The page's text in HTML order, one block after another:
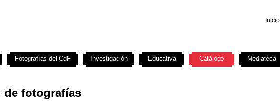
Inicio
de fotografías
Fotografías del CdF Investigación Educativa Catálogo Mediateca